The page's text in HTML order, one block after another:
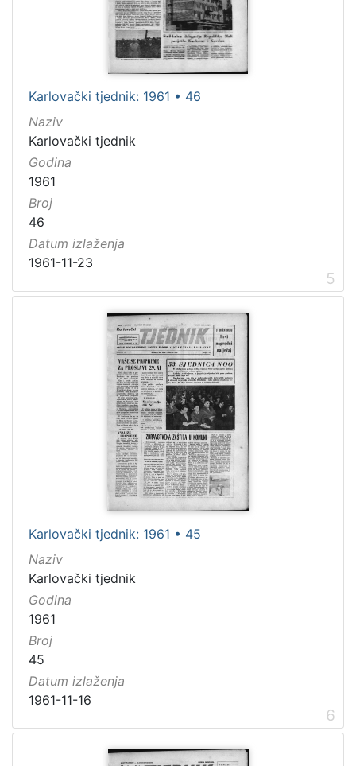
Karlovački tjednik: 1961 • 46
Naziv
Karlovački tjednik
Godina
1961
Broj
46
Datum izlaženja
1961-11-23
5
Karlovački tjednik: 1961 • 45
Naziv
Karlovački tjednik
Godina
1961
Broj
45
Datum izlaženja
1961-11-16
6